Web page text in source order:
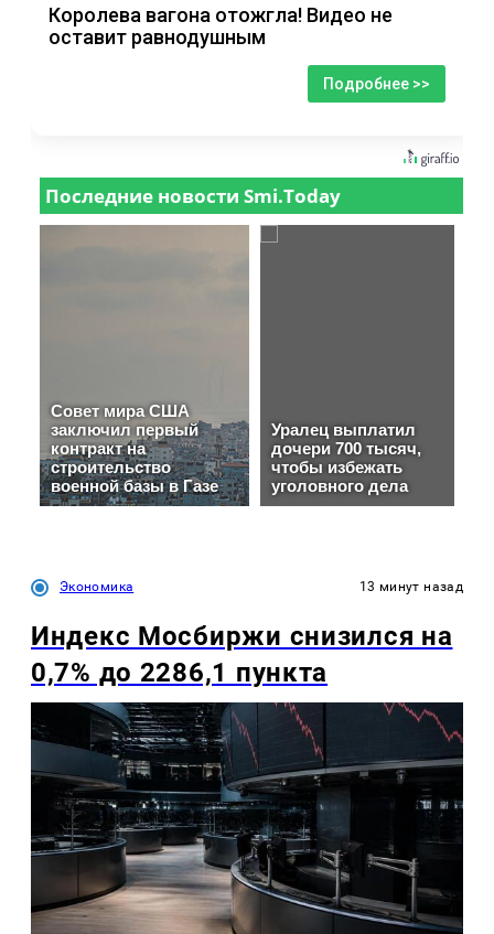
Королева вагона отожгла! Видео не
оставит равнодушным
Подробнее >>
Экономика 13 минут назад
Индекс Мосбиржи снизился на
0,7% до 2286,1 пункта